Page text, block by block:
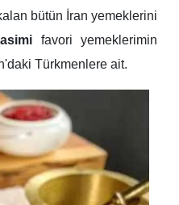
bütün İran yemeklerini
favori yemeklerimin
Türkmenlere ait.